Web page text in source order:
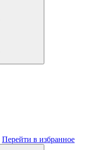
Перейти в избранное